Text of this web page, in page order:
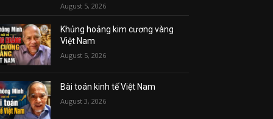
August 5, 2026
Khủng hoảng kim cương vàng
Việt Nam
August 5, 2026
Bài toán kinh tế Việt Nam
August 3, 2026